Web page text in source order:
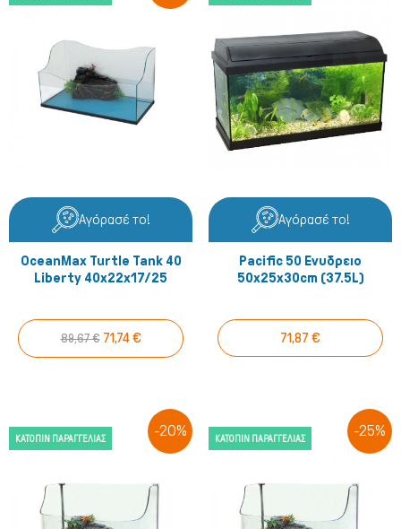
Γάτα
Αγόρασέ το!
OceanMax Turtle Tank 40
Liberty 40x22x17/25
89,67 € 71,74 €
Αγόρασέ το!
Pacific 50 Ενυδρειο
50x25x30cm (37.5L)
71,87 €
-20%
ΚΑΤΌΠΙΝ ΠΑΡΑΓΓΕΛΊΑΣ -25%
ΚΑΤΌΠΙΝ ΠΑΡΑΓΓΕΛΊΑΣ